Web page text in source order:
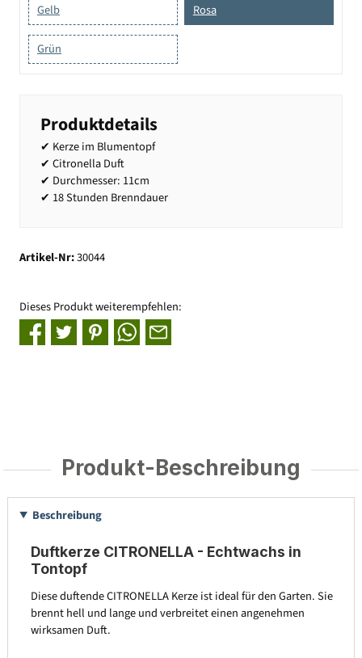
Gelb
Rosa
Grün
Produktdetails
✔ Kerze im Blumentopf
✔ Citronella Duft
✔ Durchmesser: 11cm
✔ 18 Stunden Brenndauer
Artikel-Nr:30044
Dieses Produkt weiterempfehlen:
Produkt-Beschreibung
Beschreibung
Duftkerze CITRONELLA - Echtwachs in
Tontopf
Diese duftende CITRONELLA Kerze ist ideal für den Garten. Sie
brennt hell und lange und verbreitet einen angenehmen
wirksamen Duft.